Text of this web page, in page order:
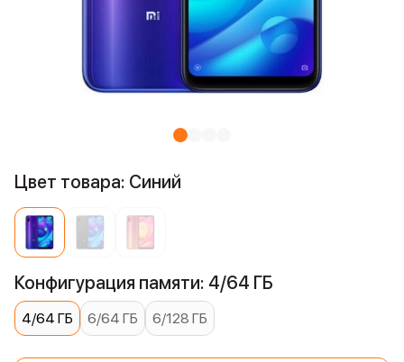
Цвет товара: Синий
Конфигурация памяти: 4/64 ГБ
4/64 ГБ 6/64 ГБ 6/128 ГБ